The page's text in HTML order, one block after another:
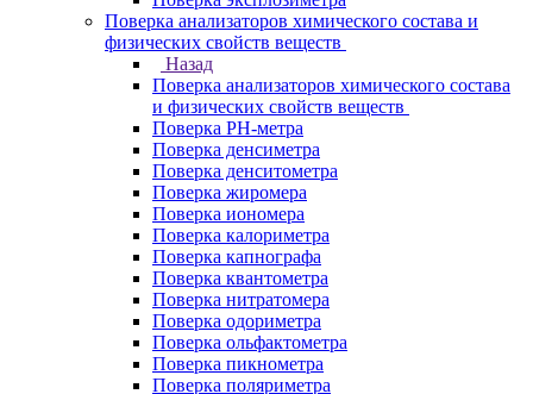
Поверка анализаторов химического состава и
физических свойств веществ
Назад
Поверка анализаторов химического состава
и физических свойств веществ
Поверка PH-метра
Поверка денсиметра
Поверка денситометра
Поверка жиромера
Поверка иономера
Поверка калориметра
Поверка капнографа
Поверка квантометра
Поверка нитратомера
Поверка одориметра
Поверка ольфактометра
Поверка пикнометра
Поверка поляриметра